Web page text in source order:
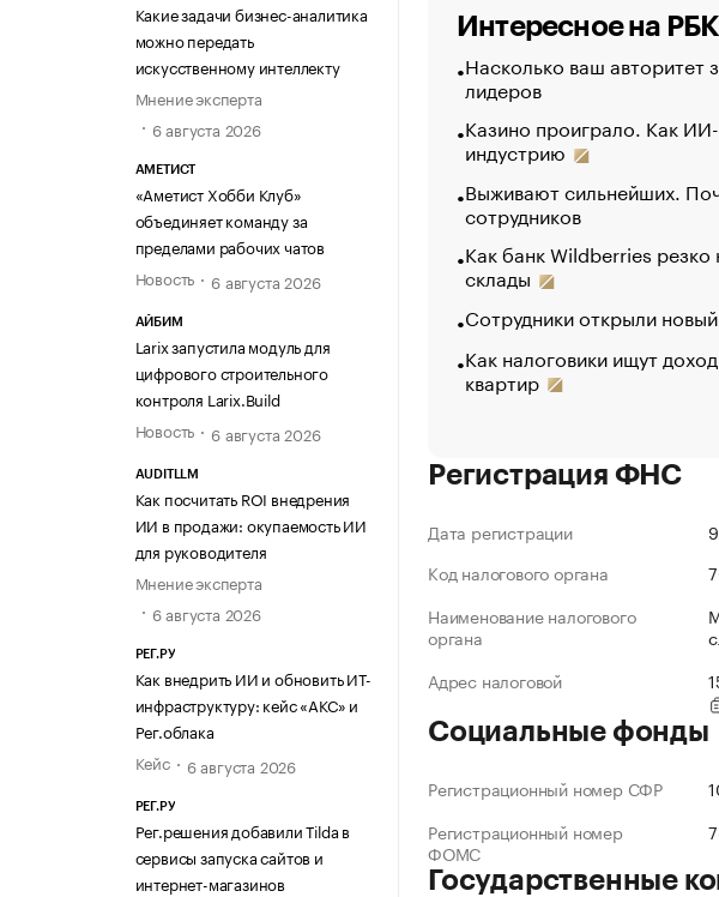
Какие задачи бизнес-аналитика
можно передать
искусственному интеллекту
Мнение эксперта
6 августа 2026
АМЕТИСТ
«Аметист Хобби Клуб»
объединяет команду за
пределами рабочих чатов
Новость
6 августа 2026
АЙБИМ
Larix запустила модуль для
цифрового строительного
контроля Larix.Build
Новость
6 августа 2026
AUDITLLM
Как посчитать ROI внедрения
ИИ в продажи: окупаемость ИИ
для руководителя
Мнение эксперта
6 августа 2026
РЕГ.РУ
Как внедрить ИИ и обновить ИТ-
инфраструктуру: кейс «АКС» и
Рег.облака
Кейс
6 августа 2026
РЕГ.РУ
Рег.решения добавили Tilda в
сервисы запуска сайтов и
интернет-магазинов
Интересное на РБК
Насколько ваш авторитет
лидеров
Казино проиграло. Как
индустрию
Выживают сильнейших.
сотрудников
Как банк Wildberries
склады
Сотрудники открыли
Как налоговики ищут
квартир
Регистрация ФНС
Дата регистрации
Код налогового органа
Наименование налогового
органа
Адрес налоговой
Социальные фонды
Регистрационный номер СФР
Регистрационный номер
ФОМС
Государственные